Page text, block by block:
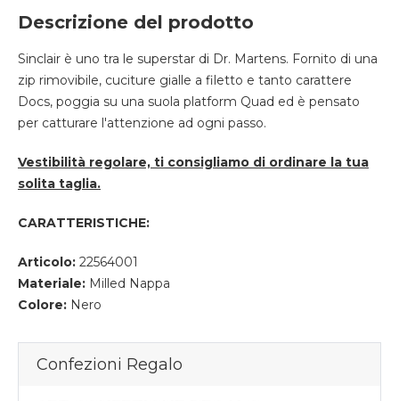
Descrizione del prodotto
Sinclair è uno tra le superstar di Dr. Martens. Fornito di una
zip rimovibile, cuciture gialle a filetto e tanto carattere
Docs, poggia su una suola platform Quad ed è pensato
per catturare l'attenzione ad ogni passo.
Vestibilità regolare, ti consigliamo di ordinare la tua
solita taglia.
CARATTERISTICHE:
Articolo: 22564001
Materiale: Milled Nappa
Colore: Nero
Confezioni Regalo